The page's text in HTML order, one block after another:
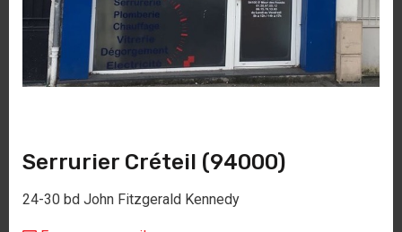
Serrurier Créteil (94000)
24-30 bd John Fitzgerald Kennedy